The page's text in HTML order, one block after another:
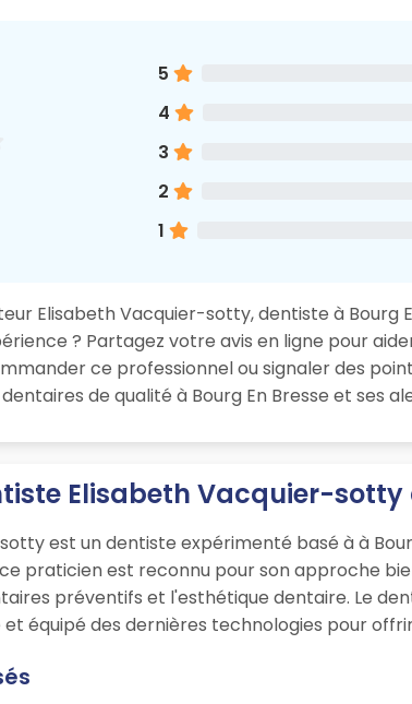
5
4
3
2
1
Elisabeth Vacquier-sotty, dentiste à Bourg
? Partagez votre avis en ligne pour
ce professionnel ou signaler des
de qualité à Bourg En Bresse et ses
Elisabeth Vacquier-sotty
est un dentiste expérimenté basé à à
praticien est reconnu pour son approche
préventifs et l'esthétique dentaire. Le
équipé des dernières technologies pour offrir